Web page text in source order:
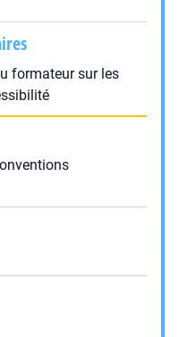
formateur sur les